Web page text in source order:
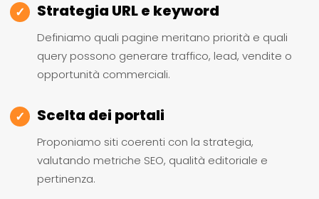
✓ Strategia URL e keyword
Definiamo quali pagine meritano priorità e quali
query possono generare traffico, lead, vendite o
opportunità commerciali.
✓ Scelta dei portali
Proponiamo siti coerenti con la strategia,
valutando metriche SEO, qualità editoriale e
pertinenza.